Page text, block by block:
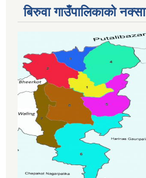
बिरुवा गाउँपालिकाको नक्सा